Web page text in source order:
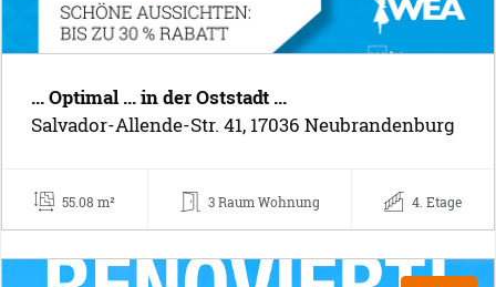
... Optimal ... in der Oststadt ...
Salvador-Allende-Str. 41, 17036 Neubrandenburg
55.08 m² 3 Raum Wohnung 4. Etage